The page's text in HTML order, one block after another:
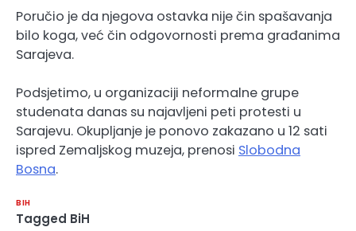
Poručio je da njegova ostavka nije čin spašavanja
bilo koga, već čin odgovornosti prema građanima
Sarajeva.
Podsjetimo, u organizaciji neformalne grupe
studenata danas su najavljeni peti protesti u
Sarajevu. Okupljanje je ponovo zakazano u 12 sati
ispred Zemaljskog muzeja, prenosi Slobodna
Bosna.
BIH
Tagged BiH